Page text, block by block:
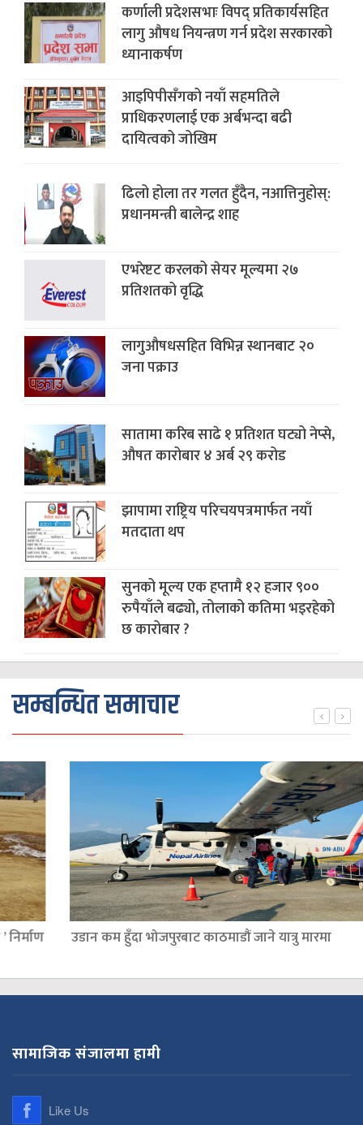
कर्णाली प्रदेशसभाः विपद् प्रतिकार्यसहित
लागु औषध नियन्त्रण गर्न प्रदेश सरकारको
ध्यानाकर्षण
आइपिपीसँगको नयाँ सहमतिले
प्राधिकरणलाई एक अर्बभन्दा बढी
दायित्वको जोखिम
ढिलो होला तर गलत हुँदैन, नआत्तिनुहोस्:
प्रधानमन्त्री बालेन्द्र शाह
एभरेष्टट करलको सेयर मूल्यमा २७
प्रतिशतको वृद्धि
लागुऔषधसहित विभिन्न स्थानबाट २०
जना पक्राउ
सातामा करिब साढे १ प्रतिशत घट्यो नेप्से,
औषत कारोबार ४ अर्ब २९ करोड
झापामा राष्ट्रिय परिचयपत्रमार्फत नयाँ
मतदाता थप
सुनको मूल्य एक हप्तामै १२ हजार ९००
रुपैयाँले बढ्यो, तोलाको कतिमा भइरहेको
छ कारोबार ?
सम्बन्धित समाचार
उडान कम हुँदा भोजपुरबाट काठमाडौं जाने यात्रु मारमा
सामाजिक संजालमा हामी
Like Us